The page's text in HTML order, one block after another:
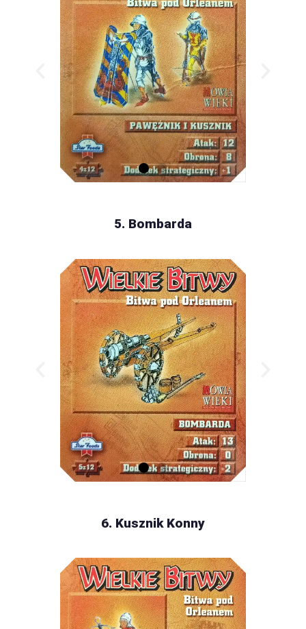
5. Bombarda
6. Kusznik Konny